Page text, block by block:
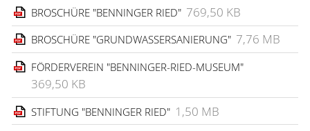
BROSCHÜRE "BENNINGER RIED" 769,50 KB
BROSCHÜRE "GRUNDWASSERSANIERUNG" 7,76 MB
FÖRDERVEREIN "BENNINGER-RIED-MUSEUM"
369,50 KB
STIFTUNG "BENNINGER RIED" 1,50 MB